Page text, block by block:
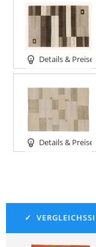
Details & Preise
Details & Preise